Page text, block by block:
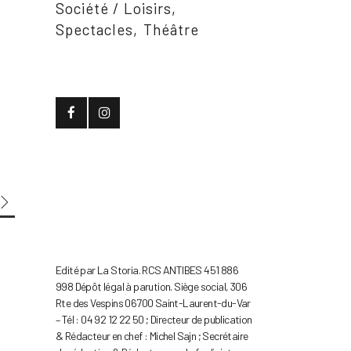
Société / Loisirs
Spectacles
Théâtre
Edité par La Storia. RCS ANTIBES 451 886
998 Dépôt légal à parution. Siège social, 306
Rte des Vespins 06700 Saint-Laurent-du-Var
– Tél : 04 92 12 22 50 ; Directeur de publication
& Rédacteur en chef : Michel Sajn ; Secrétaire